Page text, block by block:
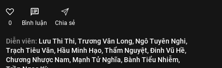
0 Bình luận Chia sẻ
Diễn viên: Lưu Thi Thi,Trương Vân Long, Ngô Tuyên Nghi,
Trạch Tiêu Văn, Hầu Minh Hạo,Thẩm Nguyệt,Đinh Vũ Hề,
Chương Nhược Nam, Mạnh Tử Nghĩa, Bành Tiểu Nhiễm,